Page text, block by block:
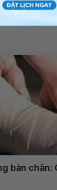
nhân,
trị
bàn chân: